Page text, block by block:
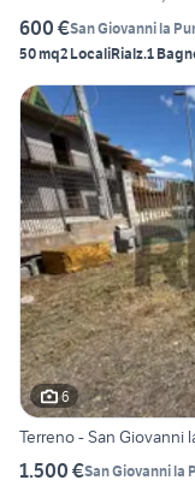
600 €San Giovanni la
50 mq2 LocaliRialz.1
6
Terreno - San Giovanni
1.500 €San Giovanni la